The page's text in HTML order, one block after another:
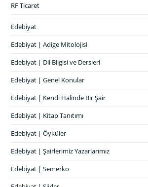
RF Ticaret
Edebiyat
Edebiyat | Adige Mitolojisi
Edebiyat | Dil Bilgisi ve Dersleri
Edebiyat | Genel Konular
Edebiyat | Kendi Halinde Bir Şair
Edebiyat | Kitap Tanıtımı
Edebiyat | Öyküler
Edebiyat | Şairlerimiz Yazarlarımız
Edebiyat | Semerko